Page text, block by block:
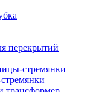
перекрытий
стремянки